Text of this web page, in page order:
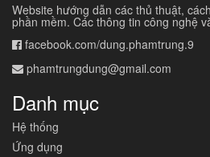
Website hướng dẫn các thủ thuật,
phần mềm. Các thông tin công nghệ
facebook.com/dung.phamtrung.9
phamtrungdung@gmail.com
Danh mục
Hệ thống
Ứng dụng